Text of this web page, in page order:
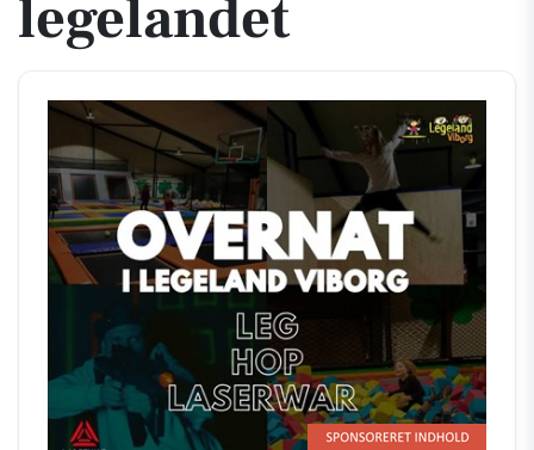
legelandet